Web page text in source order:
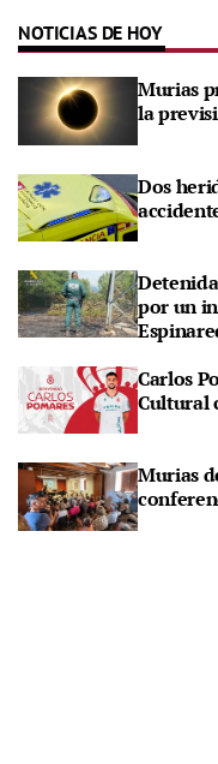
NOTICIAS DE HOY
Murias
la
Dos
por un
Carlos
Cultural
Murias